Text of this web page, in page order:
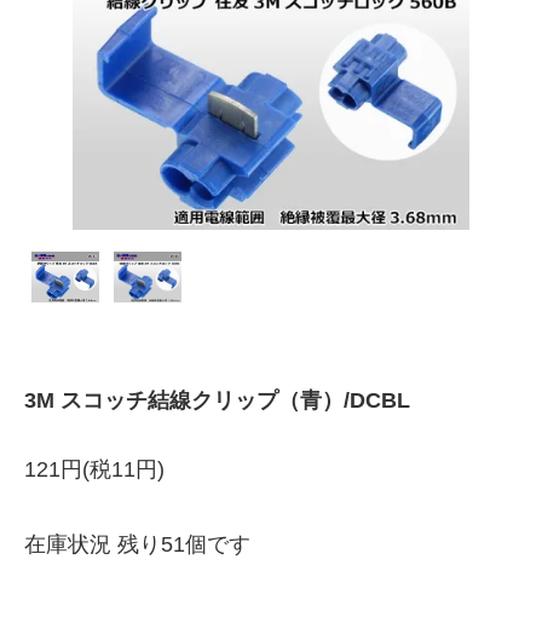
3M スコッチ結線クリップ（青）/DCBL
121円(税11円)
在庫状況 残り51個です